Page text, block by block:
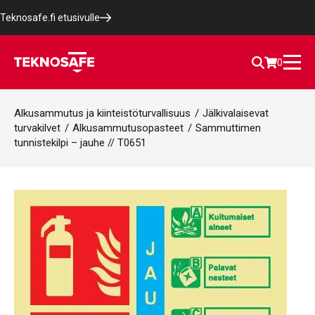
Teknosafe.fi etusivulle
0
Alkusammutus ja kiinteistöturvallisuus / Jälkivalaisevat
turvakilvet / Alkusammutusopasteet / Sammuttimen
tunnistekilpi – jauhe // T0651